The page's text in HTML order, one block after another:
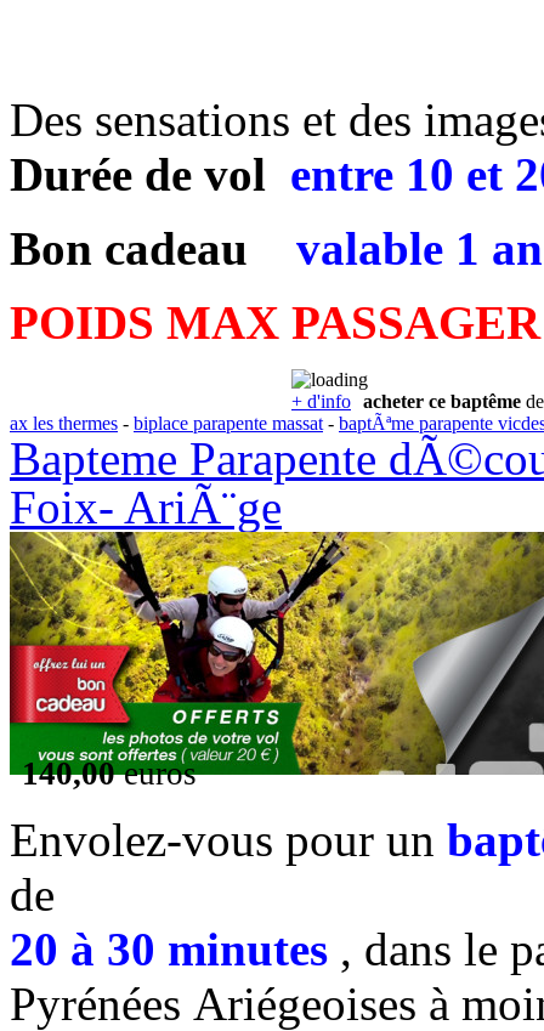
Des sensations et des
Durée de vol entre 10 et
Bon cadeau valable 1 an
POIDS MAX
+ d'info acheter ce baptême
ax les thermes - biplace parapente massat - baptÃªme parapente
Bapteme Parapente
Foix- AriÃ¨ge
140,00euros
Envolez-vous pour un
de
20 à 30 minutes , dans le
Pyrénées Ariégeoises à